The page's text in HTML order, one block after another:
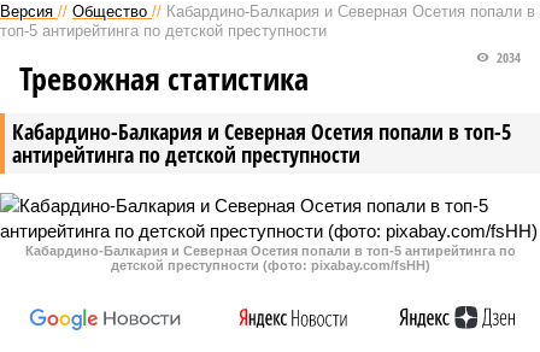
Версия // Общество // Кабардино-Балкария и Северная Осетия попали в
топ-5 антирейтинга по детской преступности
Кабардино-Балкария и Северная Осетия попали в топ-5
антирейтинга по детской преступности
2034
Тревожная статистика
Кабардино-Балкария и Северная Осетия попали в топ-5 антирейтинга по
детской преступности (фото: pixabay.com/fsHH)